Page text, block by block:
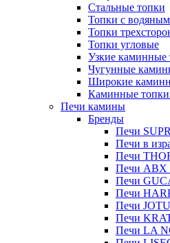
Стальные топки
Топки с
Топки
Топки угловые
Узкие каминные
Чугунные
Широкие
Каминные
Печи камины
Бренды
Печи
Печи в
Печи
Печи ABX
Печи
Печи
Печи
Печи
Печи LA